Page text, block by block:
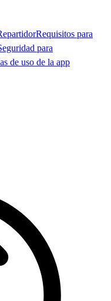
Requisitos para
para
de uso de la app